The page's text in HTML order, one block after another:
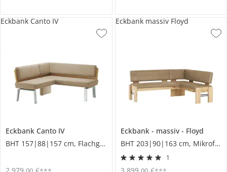
Eckbank Canto IV
BHT 157|88|157 cm, Flachgewebe
Eckbank Canto IV
Eckbank massiv
Floyd
BHT 203|90|163 cm, Mikrofaser
1
Eckbank massiv Floyd